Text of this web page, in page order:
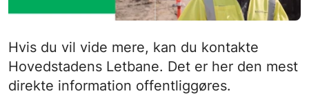
Hvis du vil vide mere, kan du kontakte
Hovedstadens Letbane. Det er her den mest
direkte information offentliggøres.